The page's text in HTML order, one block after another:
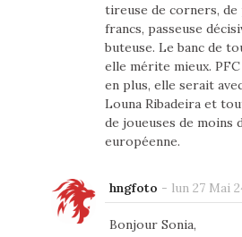
tireuse de corners, de
francs, passeuse
buteuse. Le banc de
elle mérite mieux.
en plus, elle serait
Louna Ribadeira et
de joueuses de moins
européenne.
hngfoto - lun 27 Mai
Bonjour Sonia,